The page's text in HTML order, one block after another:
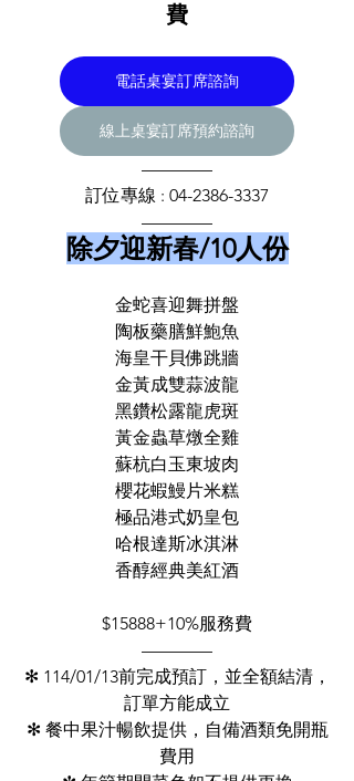
費
電話桌宴訂席諮詢
線上桌宴訂席預約諮詢
————
訂位專線 : 04-2386-3337
————
除夕迎新春/10人份
金蛇喜迎舞拼盤
陶板藥膳鮮鮑魚
海皇干貝佛跳牆
金黃成雙蒜波龍
黑鑽松露龍虎斑
黃金蟲草燉全雞
蘇杭白玉東坡肉
櫻花蝦鰻片米糕
極品港式奶皇包
哈根達斯冰淇淋
香醇經典美紅酒
$15888+10%服務費
————
✻ 114/01/13前完成預訂，並全額結清，
訂單方能成立
✻ 餐中果汁暢飲提供，自備酒類免開瓶
費用